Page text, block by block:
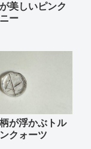
美しいピンク
ー
が浮かぶトル
クォーツ